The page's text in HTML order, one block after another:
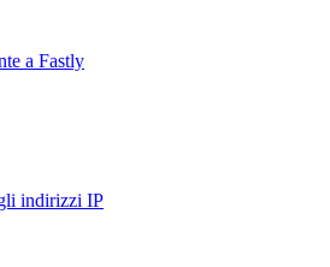
a Fastly
indirizzi IP